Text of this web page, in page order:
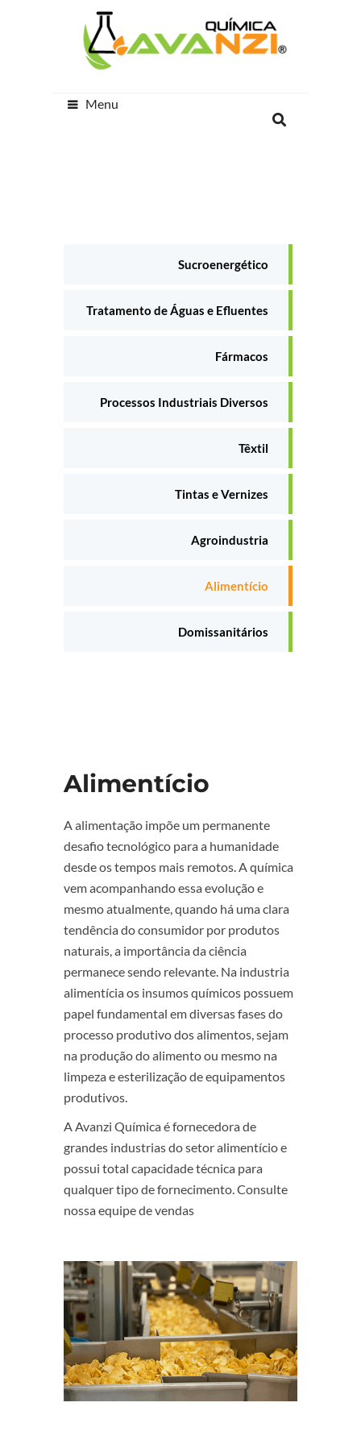
Menu
Sucroenergético
Tratamento de Águas e Efluentes
Fármacos
Processos Industriais Diversos
Têxtil
Tintas e Vernizes
Agroindustria
Alimentício
Domissanitários
Alimentício
A alimentação impõe um permanente
desafio tecnológico para a humanidade
desde os tempos mais remotos. A química
vem acompanhando essa evolução e
mesmo atualmente, quando há uma clara
tendência do consumidor por produtos
naturais, a importância da ciência
permanece sendo relevante. Na industria
alimentícia os insumos químicos possuem
papel fundamental em diversas fases do
processo produtivo dos alimentos, sejam
na produção do alimento ou mesmo na
limpeza e esterilização de equipamentos
produtivos.
A Avanzi Química é fornecedora de
grandes industrias do setor alimentício e
possui total capacidade técnica para
qualquer tipo de fornecimento. Consulte
nossa equipe de vendas